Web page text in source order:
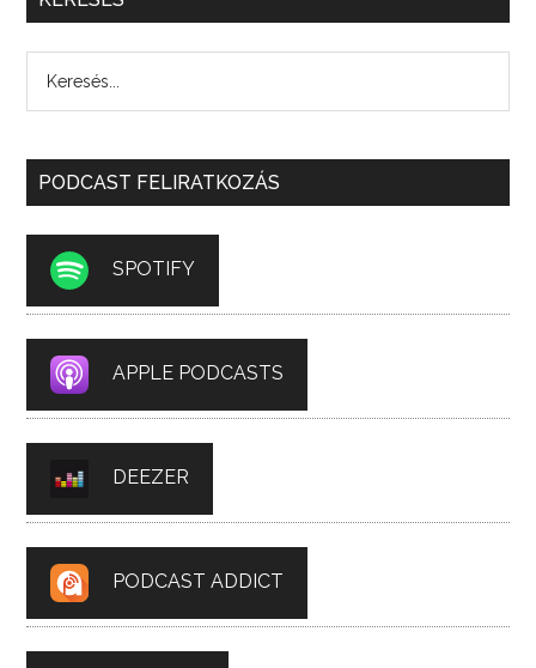
PODCAST FELIRATKOZÁS
SPOTIFY
APPLE PODCASTS
DEEZER
PODCAST ADDICT